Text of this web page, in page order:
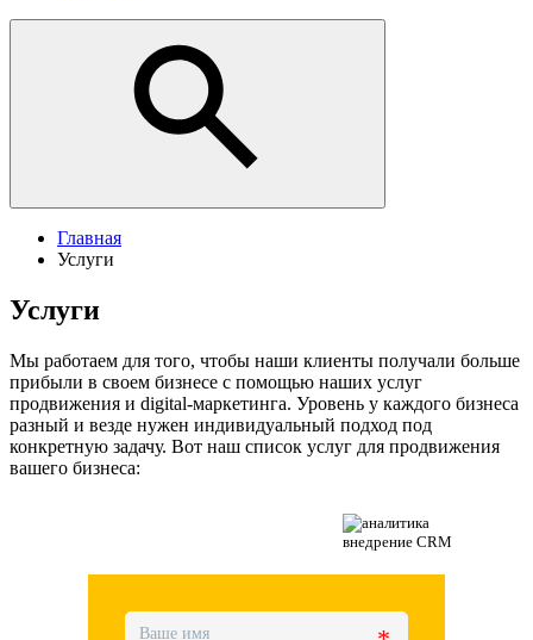
Главная
Услуги
Услуги
Мы работаем для того, чтобы наши клиенты получали больше
прибыли в своем бизнесе с помощью наших услуг
продвижения и digital-маркетинга. Уровень у каждого бизнеса
разный и везде нужен индивидуальный подход под
конкретную задачу. Вот наш список услуг для продвижения
вашего бизнеса: